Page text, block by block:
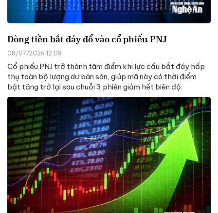
Dòng tiền bắt đáy đổ vào cổ phiếu PNJ
08/07/2026 12:08
Cổ phiếu PNJ trở thành tâm điểm khi lực cầu bắt đáy hấp
thụ toàn bộ lượng dư bán sàn, giúp mã này có thời điểm
bật tăng trở lại sau chuỗi 3 phiên giảm hết biên độ.